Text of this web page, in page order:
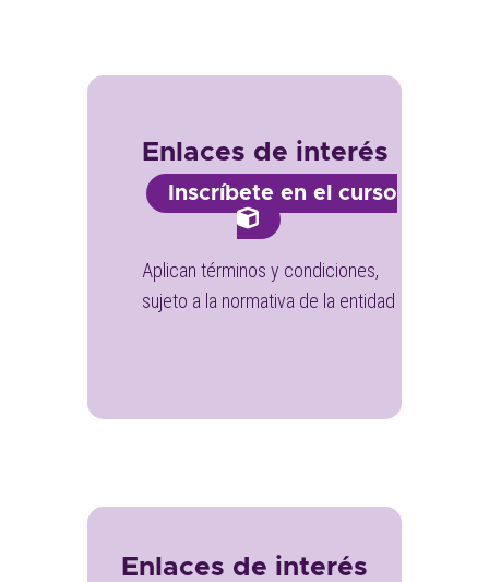
Enlaces de interés
Inscríbete en el curso
Aplican términos y condiciones,
sujeto a la normativa de la entidad
Enlaces de interés